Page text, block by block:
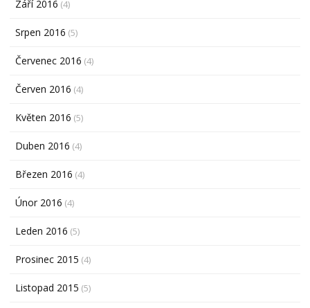
Září 2016 (4)
Srpen 2016 (5)
Červenec 2016 (4)
Červen 2016 (4)
Květen 2016 (5)
Duben 2016 (4)
Březen 2016 (4)
Únor 2016 (4)
Leden 2016 (5)
Prosinec 2015 (4)
Listopad 2015 (5)